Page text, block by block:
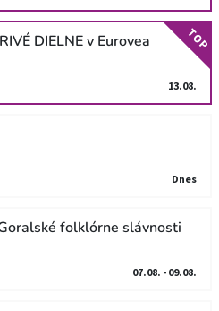
DIELNE v Eurovea
13.08.
TOP
Dnes
folklórne slávnosti
07.08. - 09.08.